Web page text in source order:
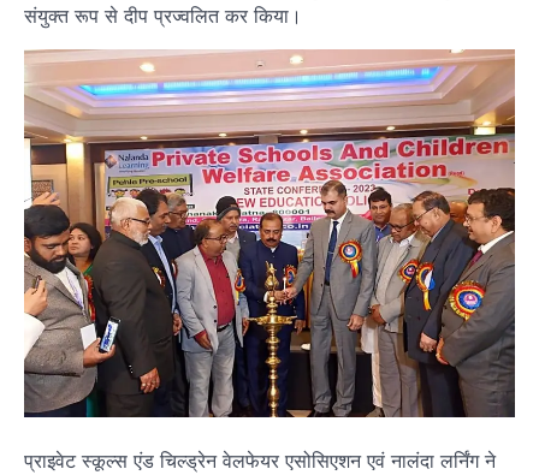
संयुक्त रूप से दीप प्रज्वलित कर किया।
प्राइवेट स्कूल्स एंड चिल्ड्रेन वेलफेयर एसोसिएशन एवं नालंदा लर्निंग ने